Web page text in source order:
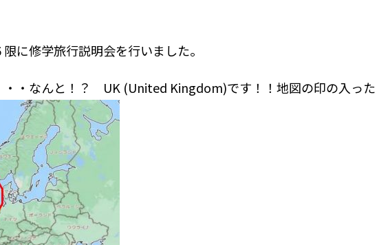
に修学旅行説明会を行いました。
・・なんと！？ UK (United Kingdom)です！！地図の印の入った